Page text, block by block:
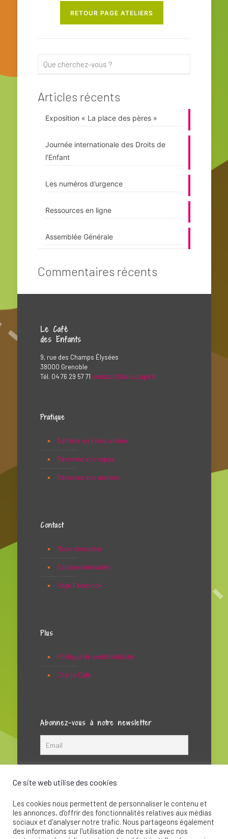
RETOUR PAGE ATELIERS
Articles récents
Exposition « La place des pères »
Journée internationale des Droits de
l’Enfant
Les numéros d’urgence
Ressources en ligne
Assemblée Générale
Commentaires récents
Le Café
des Enfants
9, rue des Champs Élysées
38000 Grenoble
Tél. 04 76 29 57 71 contact@lasoupape.fr
Pratique
Adhérer ou Faire un don
Réservez vos repas
Réservez vos ateliers
Contact
Nous contacter
Espace bénévoles
Page Facebook
Plus
Politique de confidentialité
Charte Café
Abonnez-vous à notre newsletter
Ce site web utilise des cookies
Les cookies nous permettent de personnaliser le contenu et
les annonces, d'offrir des fonctionnalités relatives aux médias
sociaux et d'analyser notre trafic. Nous partageons également
des informations sur l'utilisation de notre site avec nos